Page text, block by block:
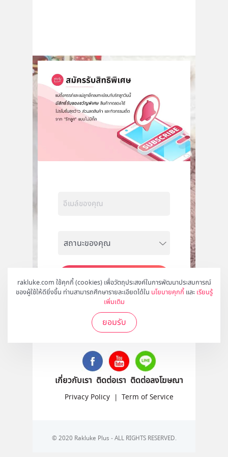
rakluke.com ใช้คุกกี้ (cookies) เพื่อวัตถุประสงค์ในการพัฒนาประสบการณ์
ของผู้ใช้ให้ดียิ่งขึ้น ท่านสามารถศึกษารายละเอียดได้ใน นโยบายคุกกี้ และ เรียนรู้
เพิ่มเติม
ยอมรับ
สมัคร
ติดตามเราได้ที่
เกี่ยวกับเรา ติดต่อเรา ติดต่อลงโฆษณา
Privacy Policy | Term of Service
© 2020 Rakluke Plus - ALL RIGHTS RESERVED.